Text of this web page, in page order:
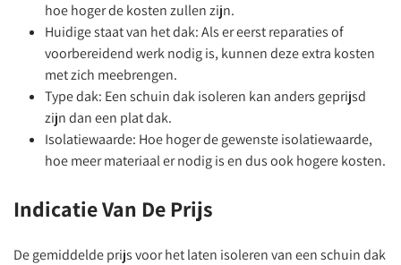
hoe hoger de kosten zullen zijn.
Huidige staat van het dak: Als er eerst reparaties of
voorbereidend werk nodig is, kunnen deze extra kosten
met zich meebrengen.
Type dak: Een schuin dak isoleren kan anders geprijsd
zijn dan een plat dak.
Isolatiewaarde: Hoe hoger de gewenste isolatiewaarde,
hoe meer materiaal er nodig is en dus ook hogere kosten.
Indicatie Van De Prijs
De gemiddelde prijs voor het laten isoleren van een schuin dak